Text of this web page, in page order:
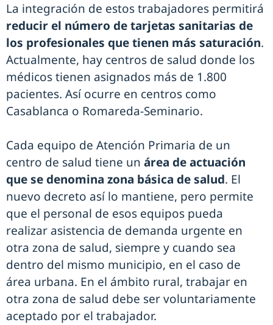
La integración de estos trabajadores permitirá
reducir el número de tarjetas sanitarias de
los profesionales que tienen más saturación.
Actualmente, hay centros de salud donde los
médicos tienen asignados más de 1.800
pacientes. Así ocurre en centros como
Casablanca o Romareda-Seminario.
Cada equipo de Atención Primaria de un
centro de salud tiene un área de actuación
que se denomina zona básica de salud. El
nuevo decreto así lo mantiene, pero permite
que el personal de esos equipos pueda
realizar asistencia de demanda urgente en
otra zona de salud, siempre y cuando sea
dentro del mismo municipio, en el caso de
área urbana. En el ámbito rural, trabajar en
otra zona de salud debe ser voluntariamente
aceptado por el trabajador.